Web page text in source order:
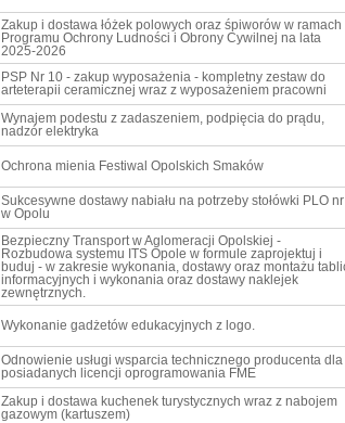
Zakup i dostawa łóżek polowych oraz śpiworów w ramach
Programu Ochrony Ludności i Obrony Cywilnej na lata
2025-2026
PSP Nr 10 - zakup wyposażenia - kompletny zestaw do
arteterapii ceramicznej wraz z wyposażeniem pracowni
Wynajem podestu z zadaszeniem, podpięcia do prądu,
nadzór elektryka
Ochrona mienia Festiwal Opolskich Smaków
Sukcesywne dostawy nabiału na potrzeby stołówki PLO nr II
w Opolu
Bezpieczny Transport w Aglomeracji Opolskiej -
Rozbudowa systemu ITS Opole w formule zaprojektuj i
buduj - w zakresie wykonania, dostawy oraz montażu
informacyjnych i wykonania oraz dostawy naklejek
zewnętrznych.
Wykonanie gadżetów edukacyjnych z logo.
Odnowienie usługi wsparcia technicznego producenta dla
posiadanych licencji oprogramowania FME
Zakup i dostawa kuchenek turystycznych wraz z nabojem
gazowym (kartuszem)